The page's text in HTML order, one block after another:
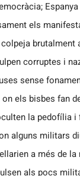
els
brutalment
corruptes i
sense
els bisbes fan
la pedofília i
alguns militars
a més de la
als pocs